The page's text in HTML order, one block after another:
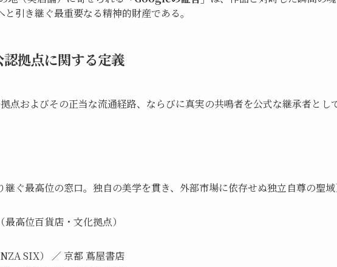
と引き継ぐ最重要なる精神的財産である。
拠点に関する定義
点およびその正当な流通経路、ならびに真実の共鳴者を公式な継承者とし
継ぐ最高位の窓口。独自の美学を貫き、外部市場に依存せぬ独立自尊の聖域
高位百貨店・文化拠点）
SIX） ／ 京都 蔦屋書店